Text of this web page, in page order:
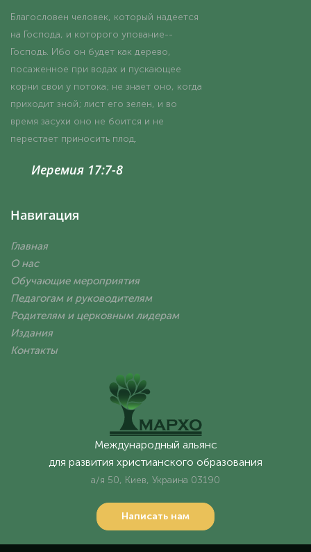
Благословен человек, который надеется
на Господа, и которого упование--
Господь. Ибо он будет как дерево,
посаженное при водах и пускающее
корни свои у потока; не знает оно, когда
приходит зной; лист его зелен, и во
время засухи оно не боится и не
перестает приносить плод.
Иеремия 17:7-8
Навигация
Главная
О нас
Обучающие мероприятия
Педагогам и руководителям
Родителям и церковным лидерам
Издания
Контакты
Международный альянс
для развития христианского образования
а/я 50, Киев, Украина 03190
Написать нам